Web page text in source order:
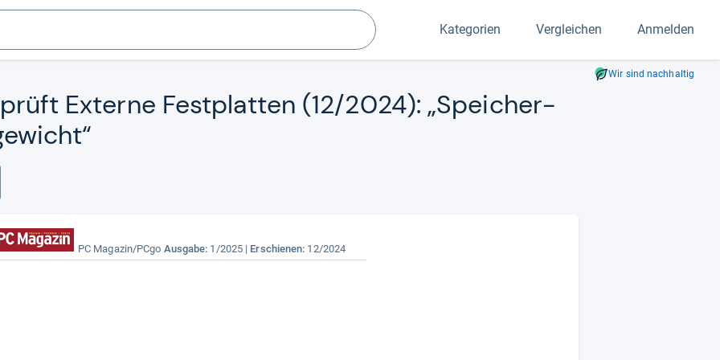
Suchen
Kategorien Vergleichen Anmelden
Wir sind nachhaltig
Externe Fest­plat­ten (12/2024): „Spei­cher­
PC Magazin/PCgo Ausgabe: 1/2025 Erschienen: 12/2024